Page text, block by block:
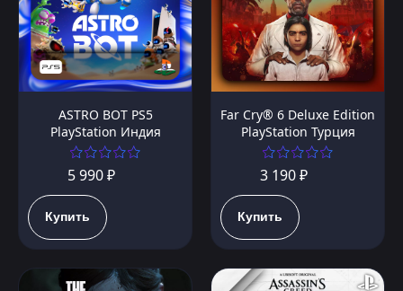
ASTRO BOT PS5
PlayStation Индия
5 990 ₽
Купить
Far Cry® 6 Deluxe Edition
PlayStation Турция
3 190 ₽
Купить